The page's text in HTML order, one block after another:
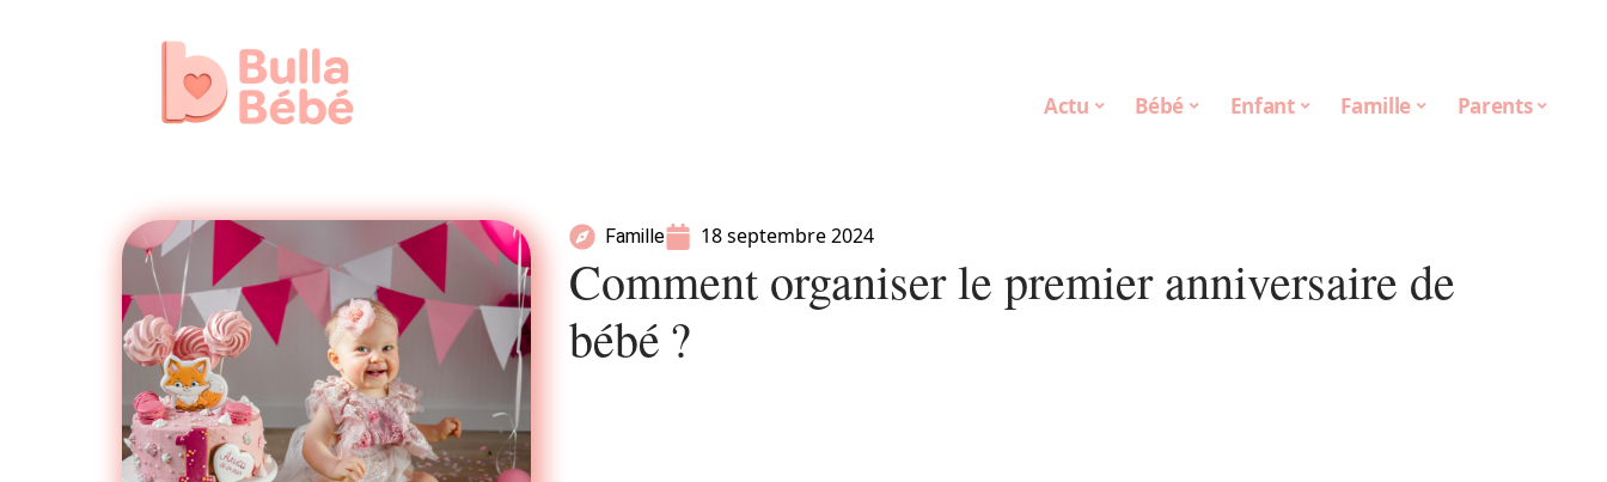
Actu Bébé Enfant Famille Parents
Famille 18 septembre 2024
Comment organiser le premier anniversaire de
bébé ?